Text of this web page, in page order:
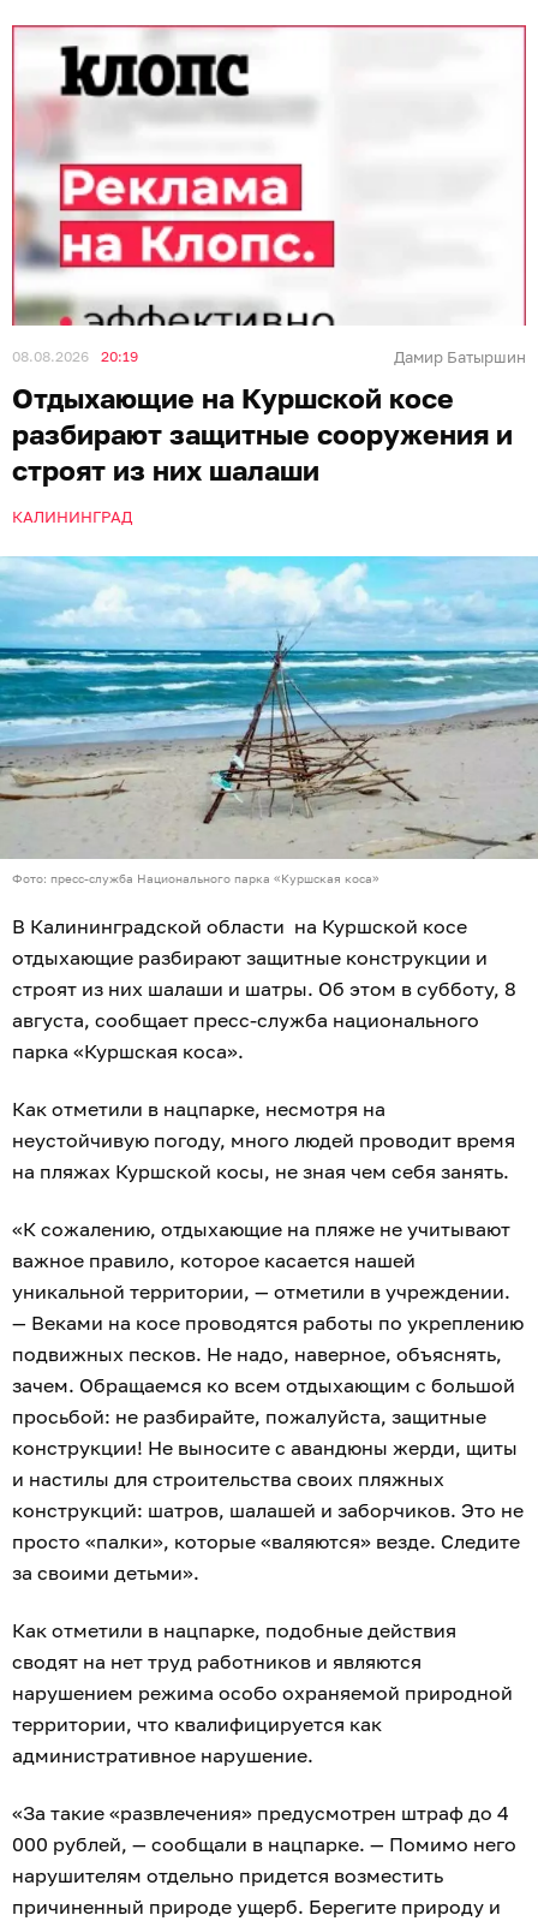
08.08.2026 20:19 Дамир Батыршин
Отдыхающие на Куршской косе
разбирают защитные сооружения и
строят из них шалаши
КАЛИНИНГРАД
Фото: пресс-служба Национального парка «Куршская коса»
В Калининградской области на Куршской косе
отдыхающие разбирают защитные конструкции и
строят из них шалаши и шатры. Об этом в субботу, 8
августа, сообщает пресс-служба национального
парка «Куршская коса».
Как отметили в нацпарке, несмотря на
неустойчивую погоду, много людей проводит время
на пляжах Куршской косы, не зная чем себя занять.
«К сожалению, отдыхающие на пляже не учитывают
важное правило, которое касается нашей
уникальной территории, — отметили в учреждении.
— Веками на косе проводятся работы по укреплению
подвижных песков. Не надо, наверное, объяснять,
зачем. Обращаемся ко всем отдыхающим с большой
просьбой: не разбирайте, пожалуйста, защитные
конструкции! Не выносите с авандюны жерди, щиты
и настилы для строительства своих пляжных
конструкций: шатров, шалашей и заборчиков. Это не
просто «палки», которые «валяются» везде. Следите
за своими детьми».
Как отметили в нацпарке, подобные действия
сводят на нет труд работников и являются
нарушением режима особо охраняемой природной
территории, что квалифицируется как
административное нарушение.
«За такие «развлечения» предусмотрен штраф до 4
000 рублей, — сообщали в нацпарке. — Помимо него
нарушителям отдельно придется возместить
причиненный природе ущерб. Берегите природу и